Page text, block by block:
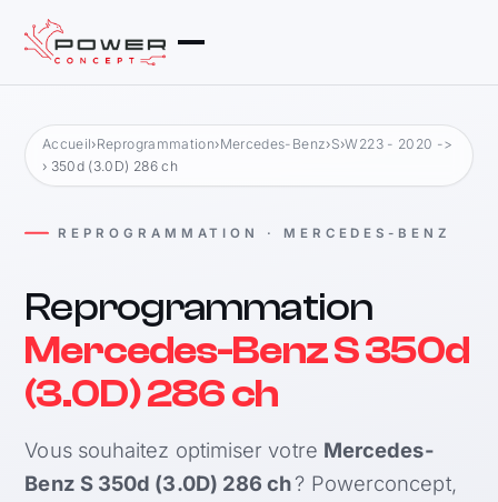
Accueil›Reprogrammation›Mercedes-Benz›S›W223 - 2020 ->
› 350d (3.0D) 286 ch
REPROGRAMMATION · MERCEDES-BENZ
Reprogrammation
Mercedes-Benz S 350d
(3.0D) 286 ch
Vous souhaitez optimiser votre Mercedes-
Benz S 350d (3.0D) 286 ch? Powerconcept,